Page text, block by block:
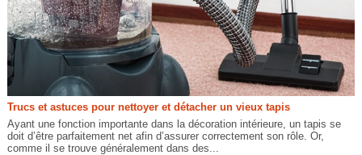
Trucs et astuces pour nettoyer et détacher un vieux tapis
Ayant une fonction importante dans la décoration intérieure, un tapis se
doit d’être parfaitement net afin d’assurer correctement son rôle. Or,
comme il se trouve généralement dans des...